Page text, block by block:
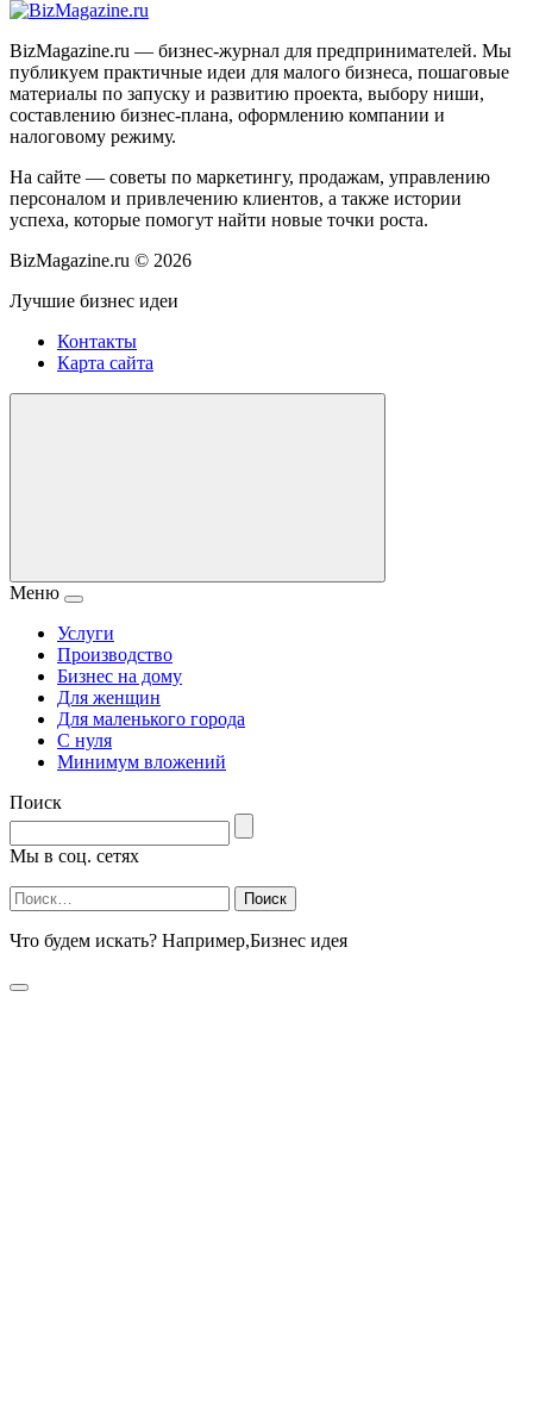
BizMagazine.ru — бизнес-журнал для предпринимателей. Мы
публикуем практичные идеи для малого бизнеса, пошаговые
материалы по запуску и развитию проекта, выбору ниши,
составлению бизнес-плана, оформлению компании и
налоговому режиму.
На сайте — советы по маркетингу, продажам, управлению
персоналом и привлечению клиентов, а также истории
успеха, которые помогут найти новые точки роста.
BizMagazine.ru © 2026
Лучшие бизнес идеи
Контакты
Карта сайта
Меню
Услуги
Производство
Бизнес на дому
Для женщин
Для маленького города
С нуля
Минимум вложений
Поиск
Мы в соц. сетях
Найти:
Что будем искать? Например,Бизнес идея